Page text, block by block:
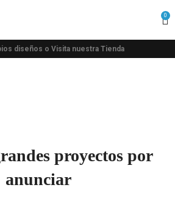
0
diseños o Visita nuestra Tienda
proyectos por
anunciar